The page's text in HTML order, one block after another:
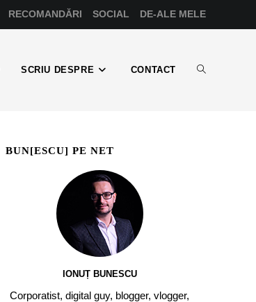
RECOMANDĂRI SOCIAL DE-ALE MELE
SCRIU DESPRE CONTACT
BUN[ESCU] PE NET
IONUȚ BUNESCU
Corporatist, digital guy, blogger, vlogger,